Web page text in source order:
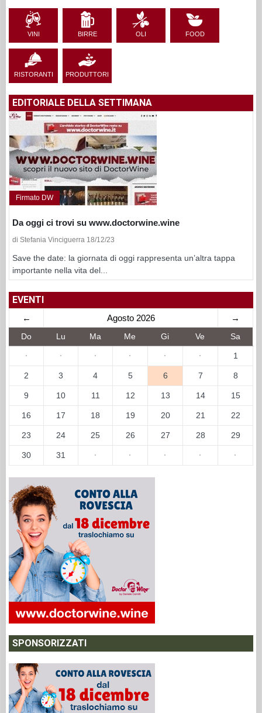
VINI BIRRE OLI FOOD
RISTORANTI PRODUTTORI
EDITORIALE DELLA SETTIMANA
Firmato DW
Da oggi ci trovi su www.doctorwine.wine
di Stefania Vinciguerra 18/12/23
Save the date: la giornata di oggi rappresenta un’altra tappa
importante nella vita del...
EVENTI
← Agosto 2026 →
Do Lu Ma Me Gi Ve Sa
· · · · · · 1
2 3 4 5 6 7 8
9 10 11 12 13 14 15
16 17 18 19 20 21 22
23 24 25 26 27 28 29
30 31 · · · · ·
SPONSORIZZATI